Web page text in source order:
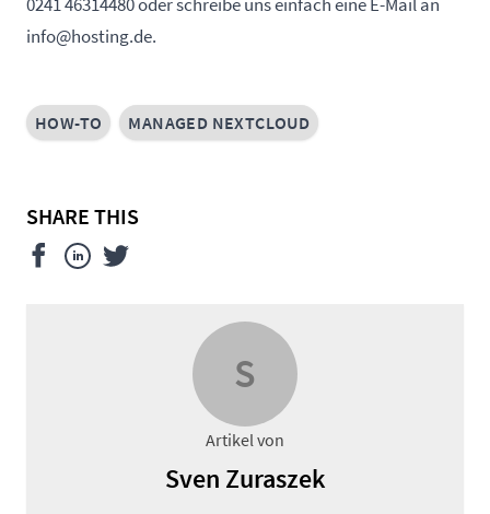
info@hosting.de.
HOW-TO MANAGED NEXTCLOUD
SHARE THIS
S
Artikel von
Sven Zuraszek